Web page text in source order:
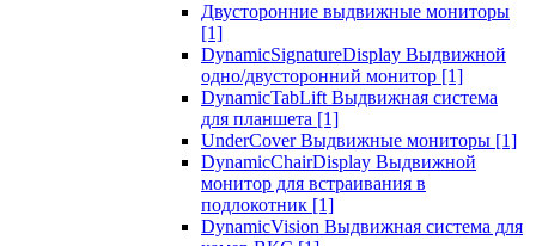
Двусторонние выдвижные мониторы
[1]
DynamicSignatureDisplay Выдвижной
одно/двусторонний монитор [1]
DynamicTabLift Выдвижная система
для планшета [1]
UnderCover Выдвижные мониторы [1]
DynamicChairDisplay Выдвижной
монитор для встраивания в
подлокотник [1]
DynamicVision Выдвижная система для